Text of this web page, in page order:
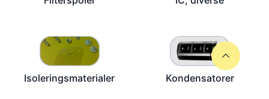
Isoleringsmaterialer Kondensatorer